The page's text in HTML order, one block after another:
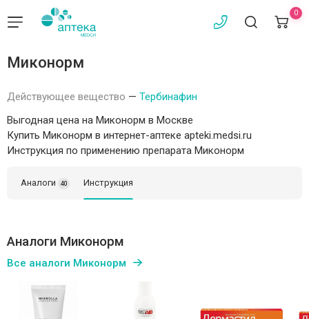
0
Миконорм
Действующее вещество — Тербинафин
Выгодная цена на Миконорм в Москве
Купить Миконорм в интернет-аптеке apteki.medsi.ru
Инструкция по применению препарата Миконорм
Аналоги 40 Инструкция
Аналоги Миконорм
Все аналоги Миконорм